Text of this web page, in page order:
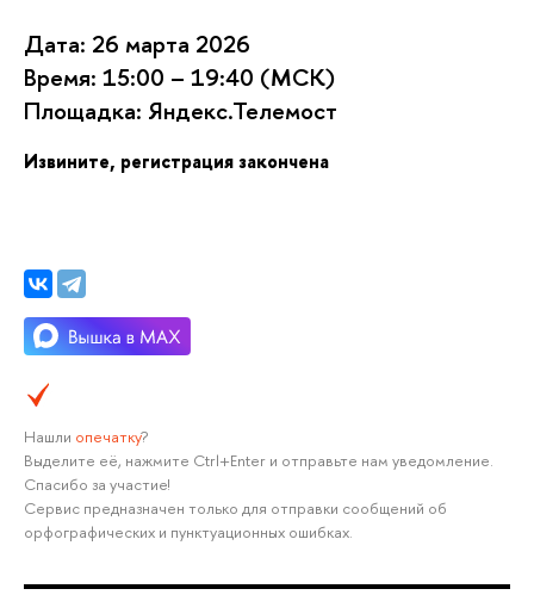
Дата: 26 марта 2026
ремя: 15:00 – 19:40 (МСК)
Площадка: Яндекс.Телемост
Извините, регистрация закончена
Нашли опечатку?
ыделите её, нажмите Ctrl+Enter и отправьте нам уведомление.
Спасибо за участие!
Сервис предназначен только для отправки сообщений о
орфографических и пунктуационных ошибках.